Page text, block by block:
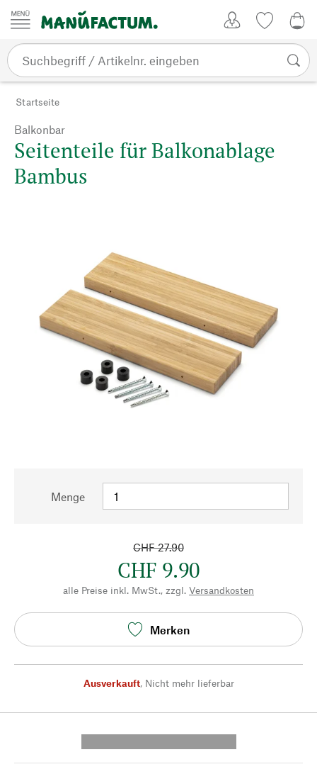
Zum Inhalt springen
Startseite
Balkonbar
Seitenteile für Balkonablage
Bambus
Menge
CHF 27.90
CHF 9.90
alle Preise inkl. MwSt., zzgl. Versandkosten
Merken
Ausverkauft, Nicht mehr lieferbar